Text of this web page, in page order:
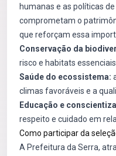
humanas e as políticas
comprometam o
que reforçam essa
Conservação da
risco e habitats
Saúde do ecossistema:
climas favoráveis e a
Educação e
respeito e cuidado em
Como participar da
A Prefeitura da Serra,